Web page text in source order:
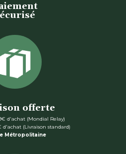
offerte
d'achat (Mondial Relay)
d'achat (Livraison standard)
Métropolitaine